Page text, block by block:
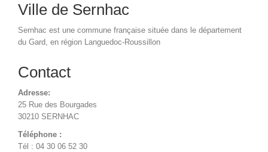
Ville de Sernhac
Sernhac est une commune française située dans le département
du Gard, en région Languedoc-Roussillon
Contact
Adresse:
25 Rue des Bourgades
30210 SERNHAC
Téléphone :
Tél : 04 30 06 52 30